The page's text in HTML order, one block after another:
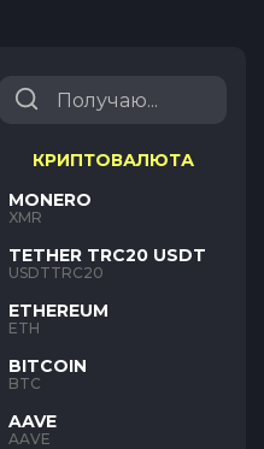
КРИПТОВАЛЮТА
MONERO
XMR
TETHER TRC20 USDT
USDTTRC20
ETHEREUM
ETH
BITCOIN
BTC
AAVE
AAVE